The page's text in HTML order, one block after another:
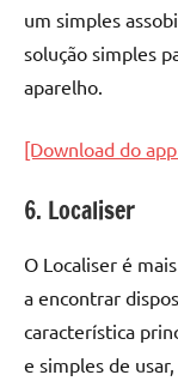
um simples
solução simples
aparelho.
[Download do
6. Localiser
O Localiser é
a encontrar
característica
e simples de